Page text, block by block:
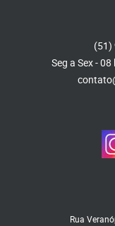
(51)
Seg a Sex -
Rua